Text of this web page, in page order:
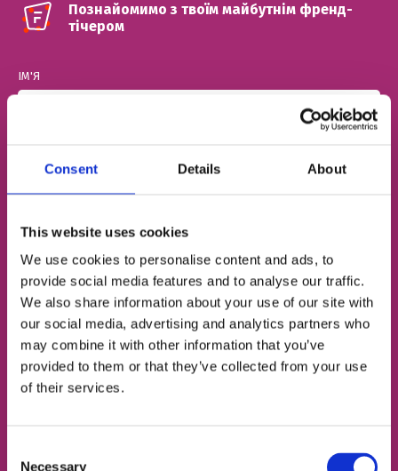
Consent Details About
This website uses cookies
We use cookies to personalise content and ads, to
provide social media features and to analyse our traffic.
We also share information about your use of our site with
our social media, advertising and analytics partners who
may combine it with other information that you’ve
provided to them or that they’ve collected from your use
of their services.
Necessary
Познайомимо з твоїм майбутнім френд-
тічером
ІМ'Я
ЕЛЕКТРОННА ПОШТА
політикою конфіденційності
Записатися на урок